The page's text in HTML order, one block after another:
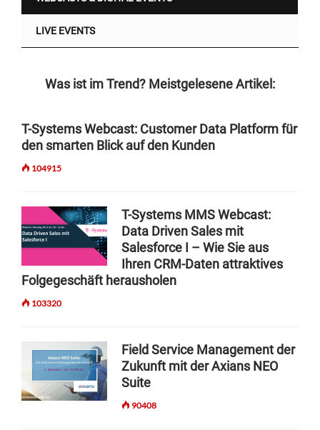
LIVE EVENTS
Was ist im Trend? Meistgelesene Artikel:
T-Systems Webcast: Customer Data Platform für
den smarten Blick auf den Kunden
104915
T-Systems MMS Webcast:
Data Driven Sales mit
Salesforce I – Wie Sie aus
Ihren CRM-Daten attraktives
Folgegeschäft herausholen
103320
Field Service Management der
Zukunft mit der Axians NEO
Suite
90408